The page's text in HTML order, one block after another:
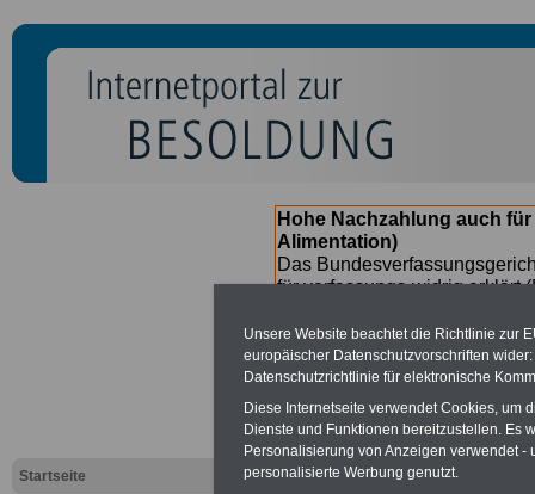
Startseite
Hohe Nachzahlung auch
Alimentation)
Das
für verfassungs-widrig erklärt
(Beamte &
Nachzahlungen
Beamtezwischen mind.
SERVICE gibt hierzu eine
dem Beschluss des
wird (im II. Quartal.2026 >>>
Unsere Website beachtet die Richtlinie zur
europäischer Datenschutzvorschriften
Datenschutzrichtlinie für elektronische
Diese Internetseite verwendet Cookies, um
Dienste und Funktionen bereitzustellen. Es
Personalisierung von Anzeigen verwendet
personalisierte Werbung genutzt.